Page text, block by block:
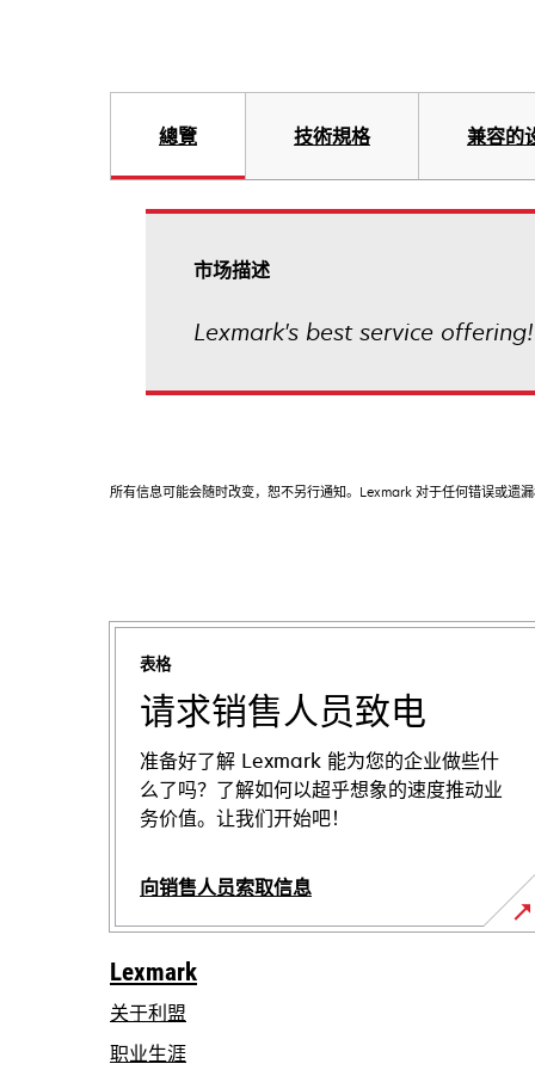
總覽 技術規格 兼容的
市场描述
Lexmark's best service offering!
所有信息可能会随时改变，恕不另行通知。Lexmark 对于任何错误或遗
表格
请求销售人员致电
准备好了解 Lexmark 能为您的企业做些什
么了吗？了解如何以超乎想象的速度推动业
务价值。让我们开始吧！
向销售人员索取信息
Lexmark
关于利盟
职业生涯